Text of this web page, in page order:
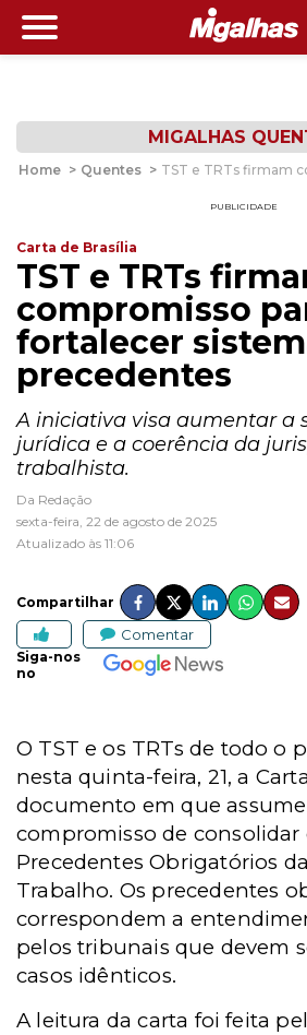
MIGALHAS
Home > Quentes > TST e TRTs firmam
PUBLICIDADE
Carta de Brasília
TST e TRTs
compromisso
fortalecer
precedentes
A iniciativa visa aumentar a
jurídica e a coerência da
trabalhista.
Da Redação
sexta-feira, 22 de agosto de 2025
Atualizado às 11:06
Compartilhar
Comentar
Siga-nos
no
O TST e os TRTs de todo o
nesta quinta-feira, 21, a
documento em que
compromisso de consolidar
Precedentes Obrigatórios
Trabalho. Os precedentes
correspondem a
pelos tribunais que devem
casos idênticos.
A leitura da carta foi feita